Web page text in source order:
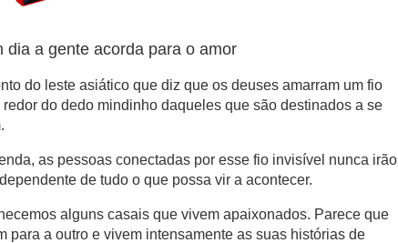
dia a gente acorda para o amor
do leste asiático que diz que os deuses amarram um fio
do dedo mindinho daqueles que são destinados a se
as pessoas conectadas por esse fio invisível nunca irão
de tudo o que possa vir a acontecer.
alguns casais que vivem apaixonados. Parece que
para a outro e vivem intensamente as suas histórias de